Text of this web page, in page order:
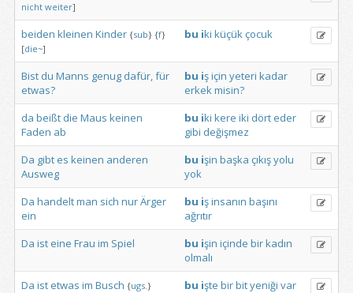
nicht weiter]
beiden kleinen Kinder {sub} {f}
[die~]
bu iki küçük çocuk
Bist du Manns genug dafür,für
etwas?
bu işiçin yeteri kadar
erkekmisin?
da beißt die Maus keinen
Faden ab
bu iki kere iki dört eder
gibi değişmez
Da gibt es keinen anderen
Ausweg
bu işin başka çıkışyolu
yok
Da handeltman sich nurÄrger
ein
bu işinsanın başını
ağrıtır
Da ist eine Frau im Spiel bu işin içinde birkadın
olmalı
Da ist etwas im Busch {ugs.} bu işte birbityeniği var